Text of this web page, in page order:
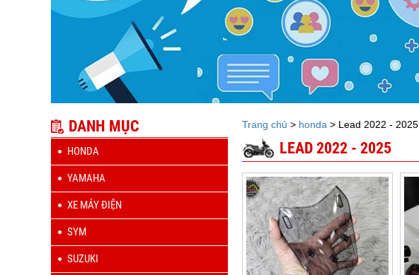
DANH MỤC
HONDA
YAMAHA
XE MÁY ĐIỆN
SYM
SUZUKI
Trang chủ > honda > Lead 2022 - 2025
LEAD 2022 - 2025